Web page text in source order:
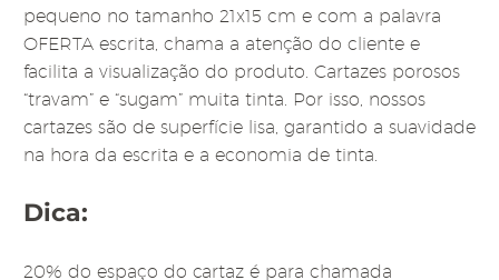
pequeno no tamanho 21x15 cm e com a palavra
OFERTA escrita, chama a atenção do cliente e
facilita a visualização do produto. Cartazes porosos
“travam” e “sugam” muita tinta. Por isso, nossos
cartazes são de superfície lisa, garantido a suavidade
na hora da escrita e a economia de tinta.
Dica:
20% do espaço do cartaz é para chamada